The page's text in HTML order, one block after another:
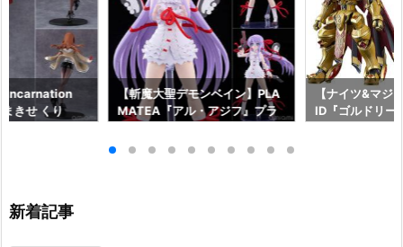
きせ くり
【斬魔大聖デモンベイン】PLA
MATEA『アル・アジフ』プラ
ンパニー】より2027年4月発売
【ナイツ&マジ
ID『ゴルドリー
新着記事